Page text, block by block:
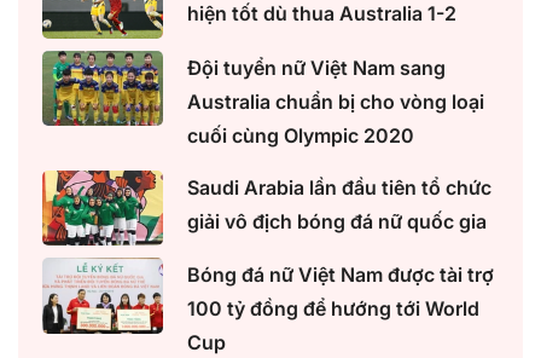
hiện tốt dù thua Australia 1-2
Đội tuyển nữ Việt Nam sang
Australia chuẩn bị cho vòng loại
cuối cùng Olympic 2020
Saudi Arabia lần đầu tiên tổ chức
giải vô địch bóng đá nữ quốc gia
Bóng đá nữ Việt Nam được tài trợ
100 tỷ đồng để hướng tới World
Cup